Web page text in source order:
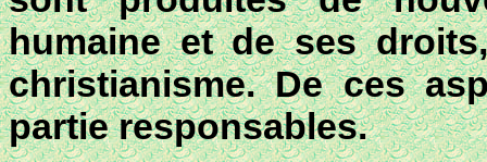
humaine et de ses
christianisme. De ces
partie responsables.